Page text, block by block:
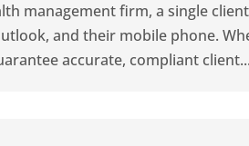
management firm, a single
and their mobile phone.
accurate, compliant client...